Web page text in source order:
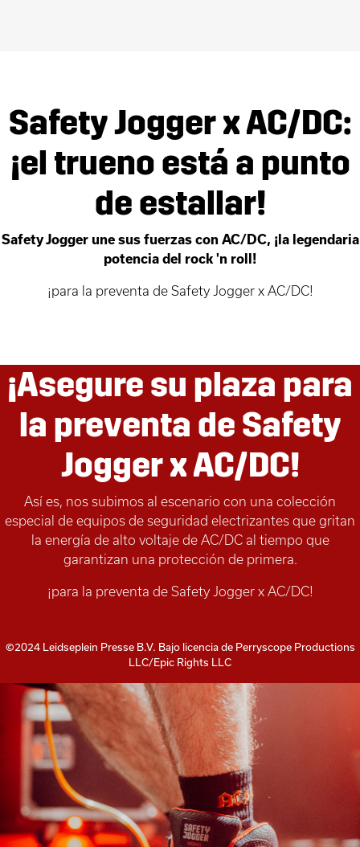
Safety Jogger x AC/DC:
¡el trueno está a punto
de estallar!
Safety Jogger une sus fuerzas con AC/DC, ¡la legendaria
potencia del rock 'n roll!
¡para la preventa de Safety Jogger x AC/DC!
¡Asegure su plaza para
la preventa de Safety
Jogger x AC/DC!
Así es, nos subimos al escenario con una colección
especial de equipos de seguridad electrizantes que gritan
la energía de alto voltaje de AC/DC al tiempo que
garantizan una protección de primera.
¡para la preventa de Safety Jogger x AC/DC!
©2024 Leidseplein Presse B.V. Bajo licencia de Perryscope Productions
LLC/Epic Rights LLC